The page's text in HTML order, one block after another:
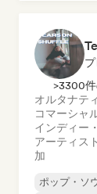
>3300
オルタナテ
コマーシャ
インディー
アーティス
加
ポップ・ソ